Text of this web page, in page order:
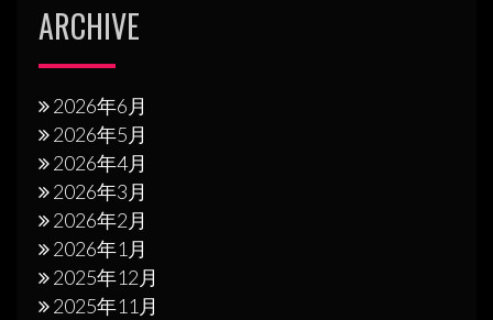
ARCHIVE
2026年6月
2026年5月
2026年4月
2026年3月
2026年2月
2026年1月
2025年12月
2025年11月